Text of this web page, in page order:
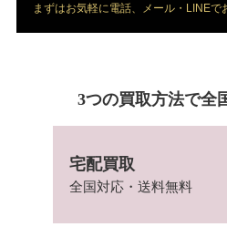
まずはお気軽に電話、メール・LINEで
3つの買取方法で全
宅配買取
全国対応・送料無料